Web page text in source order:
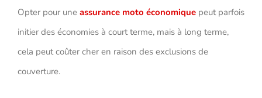
Opter pour une assurance moto économiquepeut parfois
initier des économies à court terme, mais à long terme,
cela peut coûter cher en raison des exclusions de
couverture.